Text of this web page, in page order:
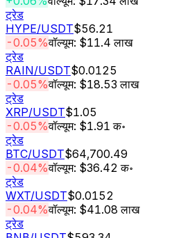
ट्रेड
HYPE/USDT$56.21
-0.05%वॉल्यूम: $11.4 लाख
ट्रेड
RAIN/USDT$0.0125
-0.05%वॉल्यूम: $18.53 लाख
ट्रेड
XRP/USDT$1.05
-0.05%वॉल्यूम: $1.91 क॰
ट्रेड
BTC/USDT$64,700.49
-0.04%वॉल्यूम: $36.42 क॰
ट्रेड
WXT/USDT$0.0152
-0.04%वॉल्यूम: $41.08 लाख
ट्रेड